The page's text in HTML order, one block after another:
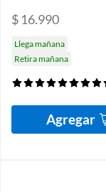
$ 16.990
Llega mañana
Retira mañana
Agregar